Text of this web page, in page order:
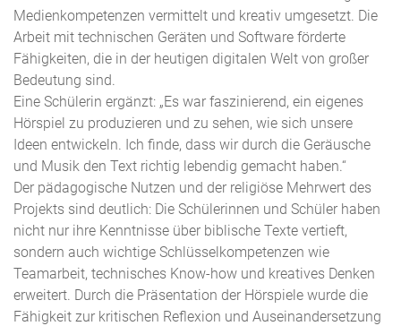
Medienkompetenzen vermittelt und kreativ umgesetzt. Die
Arbeit mit technischen Geräten und Software förderte
Fähigkeiten, die in der heutigen digitalen Welt von großer
Bedeutung sind.
Eine Schülerin ergänzt: „Es war faszinierend, ein eigenes
Hörspiel zu produzieren und zu sehen, wie sich unsere
Ideen entwickeln. Ich finde, dass wir durch die Geräusche
und Musik den Text richtig lebendig gemacht haben.“
Der pädagogische Nutzen und der religiöse Mehrwert des
Projekts sind deutlich: Die Schülerinnen und Schüler haben
nicht nur ihre Kenntnisse über biblische Texte vertieft,
sondern auch wichtige Schlüsselkompetenzen wie
Teamarbeit, technisches Know-how und kreatives Denken
erweitert. Durch die Präsentation der Hörspiele wurde die
Fähigkeit zur kritischen Reflexion und Auseinandersetzung